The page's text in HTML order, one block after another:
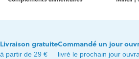
Livraison gratuite
à partir de 29 €
Commandé un jour
livré le prochain jour